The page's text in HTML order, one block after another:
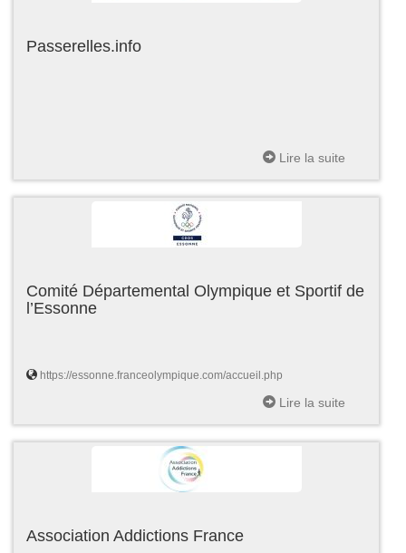
Passerelles.info
Lire la suite
Comité Départemental Olympique et Sportif de
l’Essonne
https://essonne.franceolympique.com/accueil.php
Lire la suite
Association Addictions France